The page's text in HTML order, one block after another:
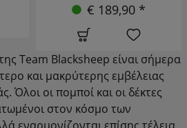
€ 6,90 € 4,90 *
Team Blacksheep είναι σήμερα
και μακρύτερης εμβέλειας
Όλοι οι πομποί και οι δέκτες
στον κόσμο των